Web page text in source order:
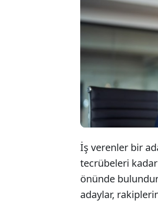
İş verenler bir
tecrübeleri kadar
önünde
adaylar,